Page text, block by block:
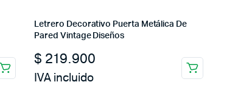
Letrero Decorativo Puerta Metálica De
Pared Vintage Diseños
$ 219.900
IVA incluido